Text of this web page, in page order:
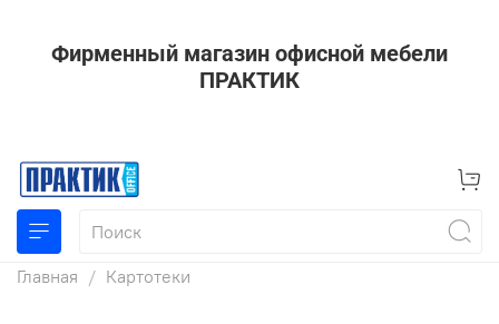
Фирменный магазин офисной мебели
ПРАКТИК
Главная Картотеки